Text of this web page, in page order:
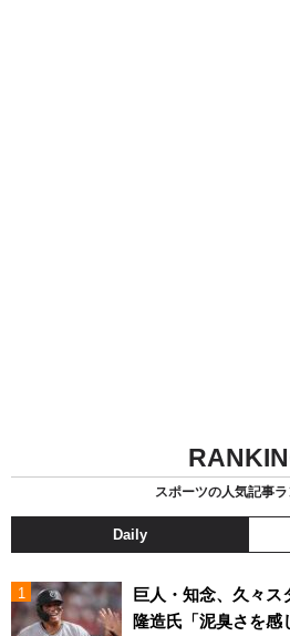
スポーツの人気記事
Daily
巨人・知念、久々
隆造氏「泥臭さを感